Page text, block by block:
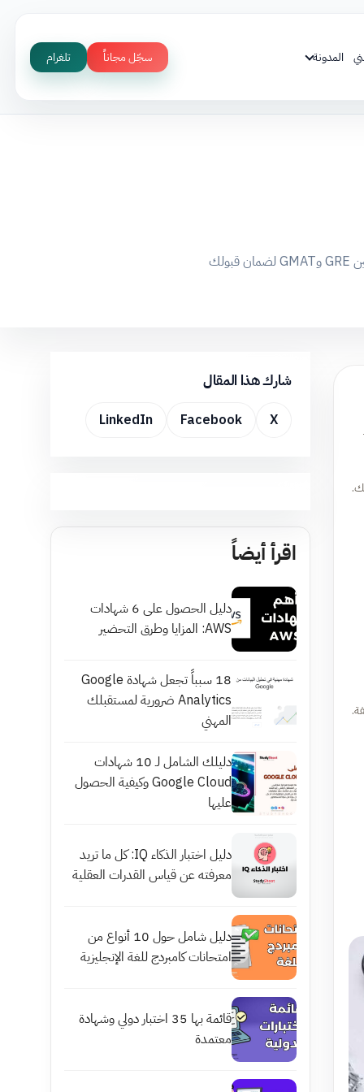
المدونة سجّل مجاناً تلغرام
شارك هذا المقال
X
Facebook
LinkedIn
اقرأ أيضاً
دليل الحصول على 6 شهادات
AWS: المزايا وطرق التحضير
18 سبباً تجعل شهادة Google
Analytics ضرورية لمستقبلك
المهني
دليلك الشامل لـ 10 شهادات
Google Cloud وكيفية الحصول
عليها
دليل اختبار الذكاء IQ: كل ما تريد
معرفته عن قياس القدرات العقلية
دليل شامل حول 10 أنواع من
امتحانات كامبردج للغة الإنجليزية
قائمة بها 35 اختبار دولي وشهادة
معتمدة